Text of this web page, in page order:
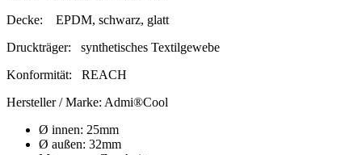
Decke:
EPDM, schwarz, glatt
Druckträger:
synthetisches Textilgewebe
Konformität:
REACH
Hersteller / Marke: Admi®Cool
Ø innen: 25mm
Ø außen: 32mm